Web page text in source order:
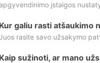
įstaigos
galiu rasti atšaukimo
rasite savo užsakymo
sužinoti, ar mano